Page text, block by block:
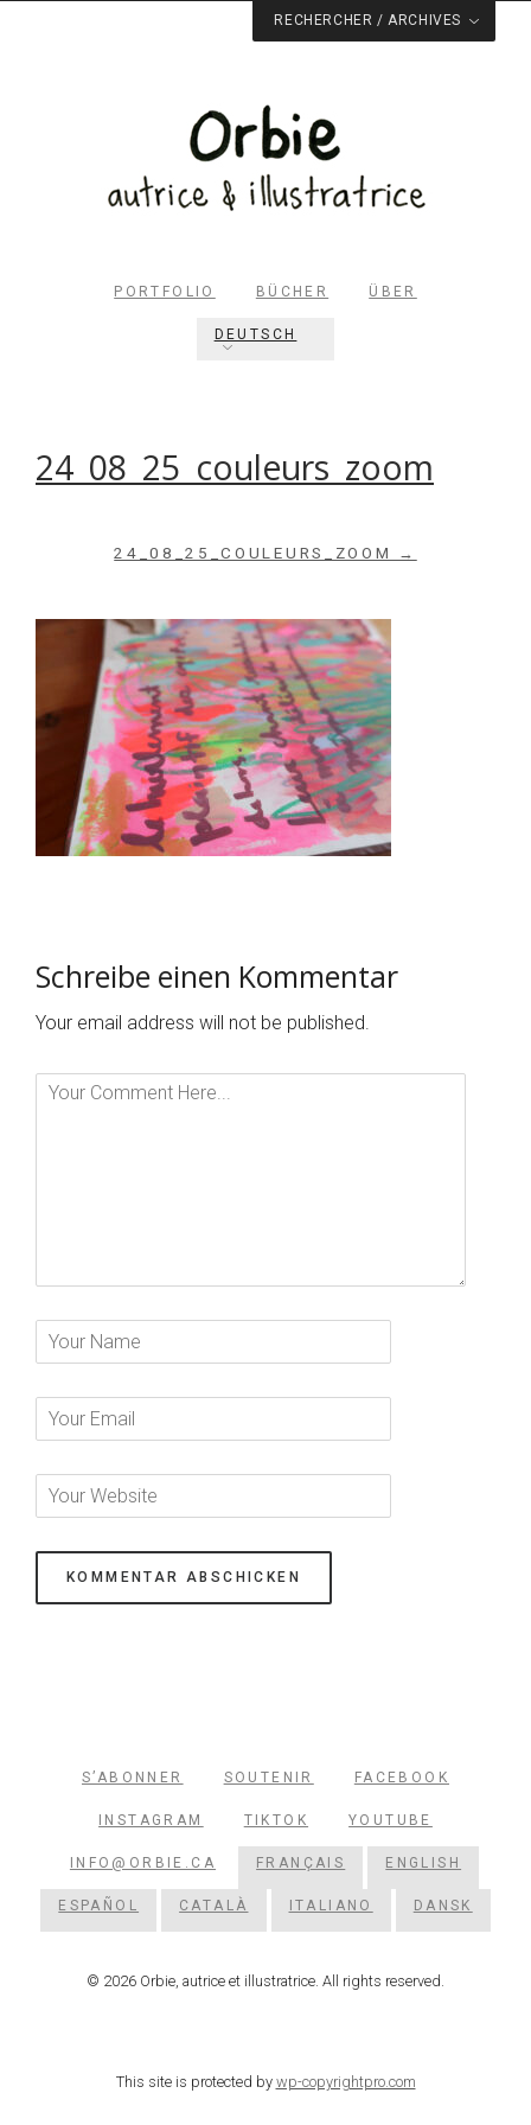
Rechercher dans le site
Archives du blog
RECHERCHER / ARCHIVES
PORTFOLIO BÜCHER ÜBER
DEUTSCH
24_08_25_couleurs_zoom
24_08_25_COULEURS_ZOOM →
Schreibe einen Kommentar
Your email address will not be published.
S’ABONNER SOUTENIR FACEBOOK
INSTAGRAM TIKTOK YOUTUBE
INFO@ORBIE.CA FRANÇAIS ENGLISH
ESPAÑOL CATALÀ ITALIANO DANSK
© 2026 Orbie, autrice et illustratrice. All rights reserved.
This site is protected by wp-copyrightpro.com